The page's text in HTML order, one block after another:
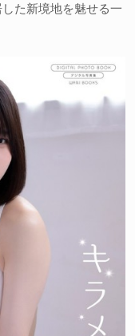
た新境地を魅せる一